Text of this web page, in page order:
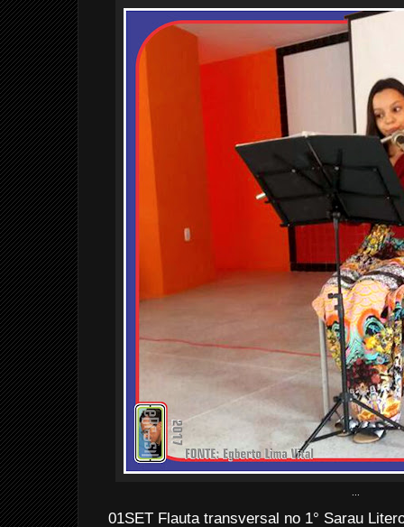
01SET Flauta transversal no 1° Sarau